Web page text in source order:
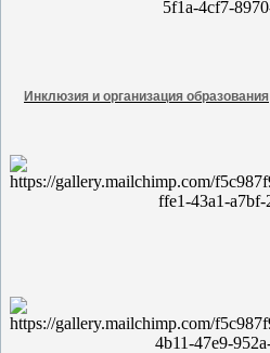
Инклюзия и организация образования